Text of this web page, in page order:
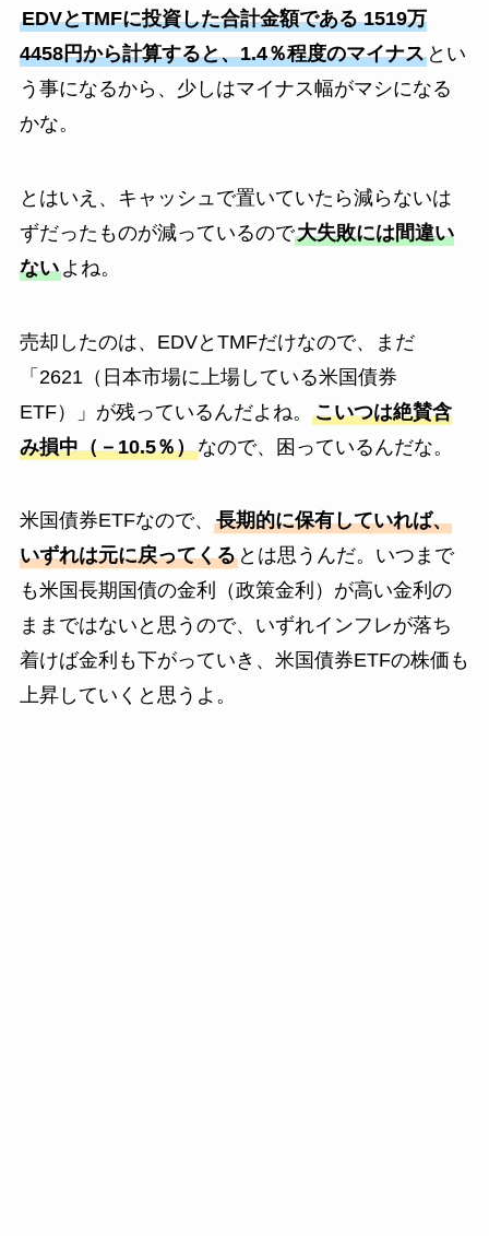
EDVとTMFに投資した合計金額である 1519万
4458円から計算すると、1.4％程度のマイナスとい
う事になるから、少しはマイナス幅がマシになる
かな。
とはいえ、キャッシュで置いていたら減らないは
ずだったものが減っているので大失敗には間違い
ないよね。
売却したのは、EDVとTMFだけなので、まだ
「2621（日本市場に上場している米国債券
ETF）」が残っているんだよね。 こいつは絶賛含
み損中（－10.5％）なので、困っているんだな。
米国債券ETFなので、 長期的に保有していれば、
いずれは元に戻ってくるとは思うんだ。いつまで
も米国長期国債の金利（政策金利）が高い金利の
ままではないと思うので、いずれインフレが落ち
着けば金利も下がっていき、米国債券ETFの株価も
上昇していくと思うよ。